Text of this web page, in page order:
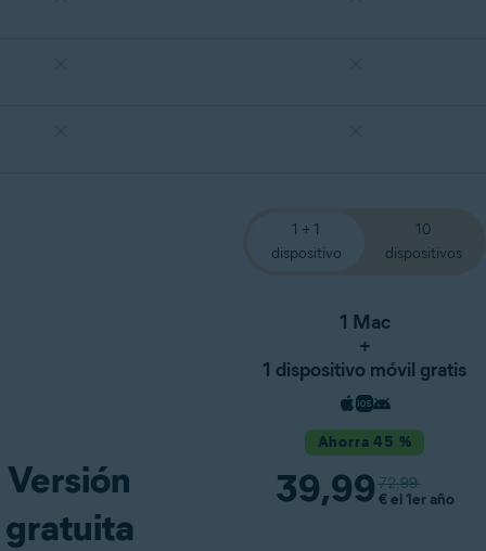
Versión
gratuita
1 + 1
dispositivo
10
dispositivos
1 Mac
+
1 dispositivo móvil gratis
Ahorra 45 %
39,99 72,99
€el 1er año